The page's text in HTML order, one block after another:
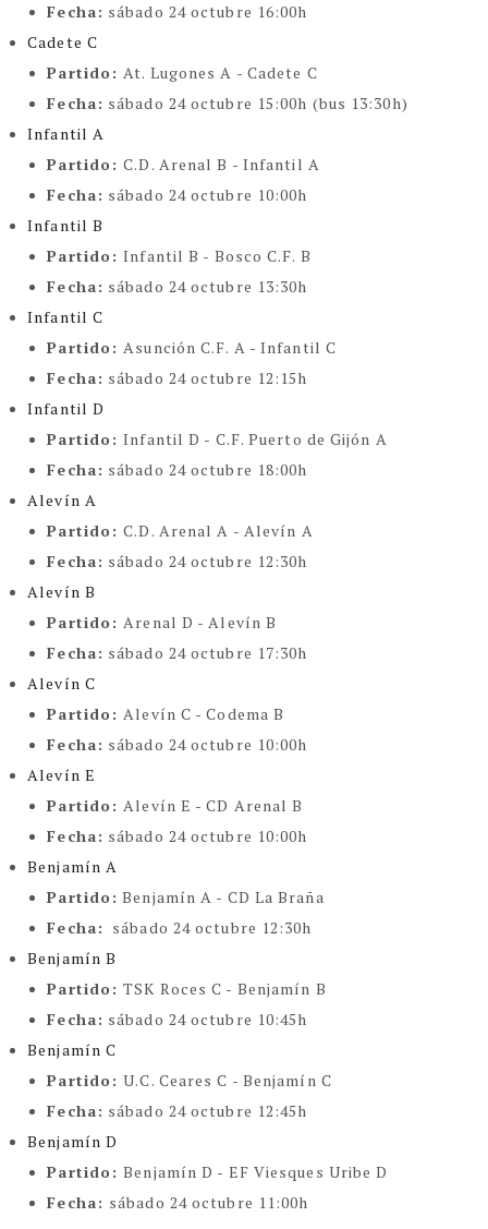
Fecha: sábado 24 octubre 16:00h
Cadete C
Partido:At. Lugones A - Cadete C
Fecha: sábado 24 octubre 15:00h (bus 13:30h)
Infantil A
Partido:C.D. Arenal B - Infantil A
Fecha: sábado 24 octubre 10:00h
Infantil B
Partido:Infantil B - Bosco C.F. B
Fecha: sábado 24 octubre 13:30h
Infantil C
Partido:Asunción C.F. A - Infantil C
Fecha: sábado 24 octubre 12:15h
Infantil D
Partido:Infantil D - C.F. Puerto de Gijón A
Fecha: sábado 24 octubre 18:00h
Alevín A
Partido:C.D. Arenal A - Alevín A
Fecha: sábado 24 octubre 12:30h
Alevín B
Partido:Arenal D - Alevín B
Fecha: sábado 24 octubre 17:30h
Alevín C
Partido:Alevín C - Codema B
Fecha: sábado 24 octubre 10:00h
Alevín E
Partido:Alevín E - CD Arenal B
Fecha: sábado 24 octubre 10:00h
Benjamín A
Partido: Benjamín A - CD La Braña
Fecha: sábado 24 octubre 12:30h
Benjamín B
Partido:TSK Roces C - Benjamín B
Fecha: sábado 24 octubre 10:45h
Benjamín C
Partido:U.C. Ceares C - Benjamín C
Fecha: sábado 24 octubre 12:45h
Benjamín D
Partido:Benjamín D - EF Viesques Uribe D
Fecha: sábado 24 octubre 11:00h